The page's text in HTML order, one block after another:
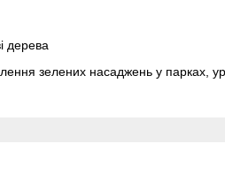
дерева
зелених насаджень у парках,